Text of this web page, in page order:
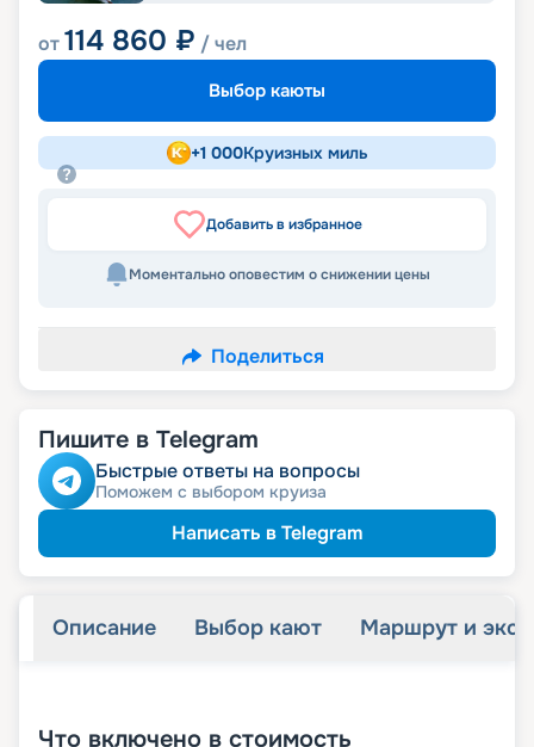
от114 860 ₽ / чел
Выбор каюты
+1 000Круизных миль
Добавить в избранное
Моментально оповестим о снижении цены
Поделиться
Пишите в Telegram
Быстрые ответы на вопросы
Поможем с выбором круиза
Написать в Telegram
Описание Выбор кают Маршрут и
Что включено в стоимость